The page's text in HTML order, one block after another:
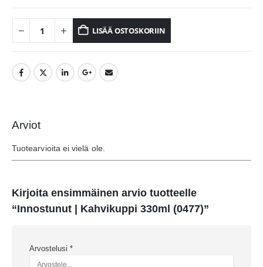
LISÄÄ OSTOSKORIIN
Arviot
Tuotearvioita ei vielä ole.
Kirjoita ensimmäinen arvio tuotteelle
“Innostunut | Kahvikuppi 330ml (0477)”
Arvostelusi *